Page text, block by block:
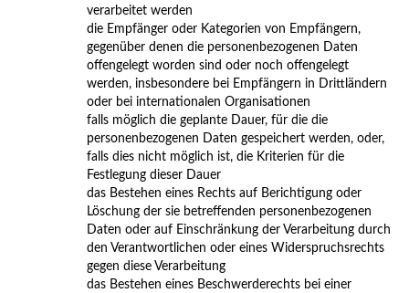
verarbeitet werden
die Empfänger oder Kategorien von Empfängern,
gegenüber denen die personenbezogenen Daten
offengelegt worden sind oder noch offengelegt
werden, insbesondere bei Empfängern in Drittländern
oder bei internationalen Organisationen
falls möglich die geplante Dauer, für die die
personenbezogenen Daten gespeichert werden, oder,
falls dies nicht möglich ist, die Kriterien für die
Festlegung dieser Dauer
das Bestehen eines Rechts auf Berichtigung oder
Löschung der sie betreffenden personenbezogenen
Daten oder auf Einschränkung der Verarbeitung durch
den Verantwortlichen oder eines Widerspruchsrechts
gegen diese Verarbeitung
das Bestehen eines Beschwerderechts bei einer